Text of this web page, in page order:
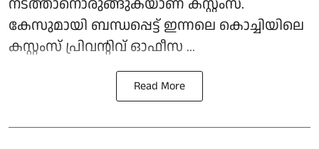
നടത്താനൊരുങ്ങുകയാണ് കസ്റ്റംസ്.
കേസുമായി ബന്ധപ്പെട്ട് ഇന്നലെ കൊച്ചിയിലെ
കസ്റ്റംസ് പ്രിവന്റിവ് ഓഫീസ ...
Read More